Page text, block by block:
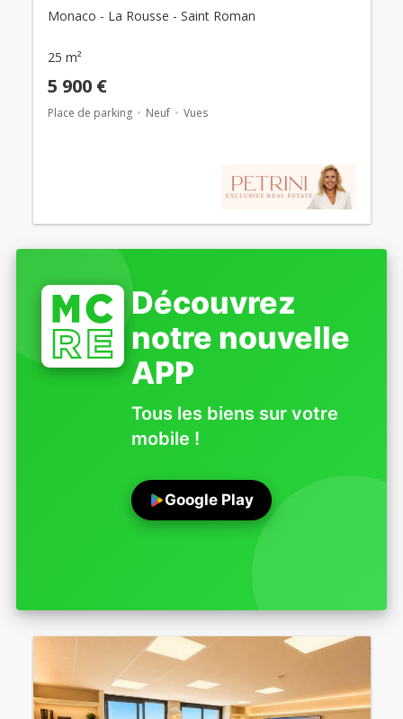
Monaco - La Rousse - Saint Roman
25 m²
5 900 €
Place de parking Neuf Vues
Découvrez
notre nouvelle
APP
Tous les biens sur votre
mobile !
Google Play